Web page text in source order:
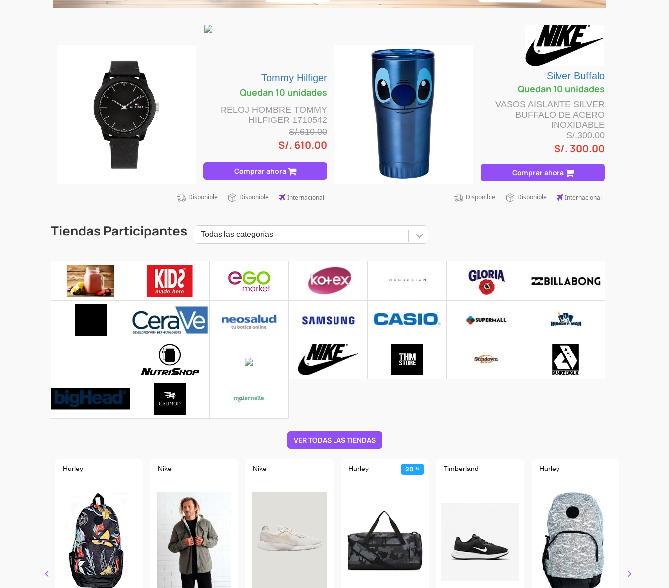
Tommy Hilfiger
Quedan 10 unidades
RELOJ HOMBRE TOMMY
HILFIGER 1710542
S/.610.00
S/. 610.00
Comprar ahora
Disponible Disponible Internacional
Silver Buffalo
Quedan 10 unidades
VASOS AISLANTE SILVER
BUFFALO DE ACERO
INOXIDABLE
S/.300.00
S/. 300.00
Comprar ahora
Disponible Disponible Internacional
Tiendas Participantes
VER TODAS LAS TIENDAS
Hurley Nike Nike Hurley 20% Timberland Hurley